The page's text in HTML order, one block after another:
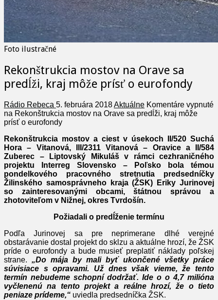
Foto ilustračné
Rekonštrukcia mostov na Orave sa
predĺži, kraj môže prísť o eurofondy
Rádio Rebeca 5. februára 2018Aktuálne Komentáre vypnuté
na Rekonštrukcia mostov na Orave sa predĺži, kraj môže
prísť o eurofondy
Rekonštrukcia mostov a ciest v úsekoch II/520 Suchá
Hora – Vitanová, III/2311 Vitanová – Oravice a II/584
Zuberec – Liptovský Mikuláš v rámci cezhraničného
projektu Interreg Slovensko – Poľsko bola témou
pondelkového pracovného stretnutia predsedníčky
Žilinského samosprávneho kraja (ŽSK) Eriky Jurinovej
so zainteresovanými obcami, štátnou správou a
zhotoviteľom v Nižnej, okres Tvrdošín.
Požiadali o predĺženie termínu
Podľa Jurinovej sa pre neprimerane dlhé verejné
obstarávanie dostal projekt do sklzu a aktuálne hrozí, že ŽSK
príde o eurofondy a bude musieť preplatiť náklady poľskej
strane. „Do mája by mali byť ukončené všetky práce
súvisiace s opravami. Už dnes však vieme, že tento
termín nebudeme schopní dodržať. Ide o o 4,7 milióna
vyčlenenú na tento projekt a reálne hrozí, že o tieto
peniaze prídeme,“ uviedla predsedníčka ŽSK.